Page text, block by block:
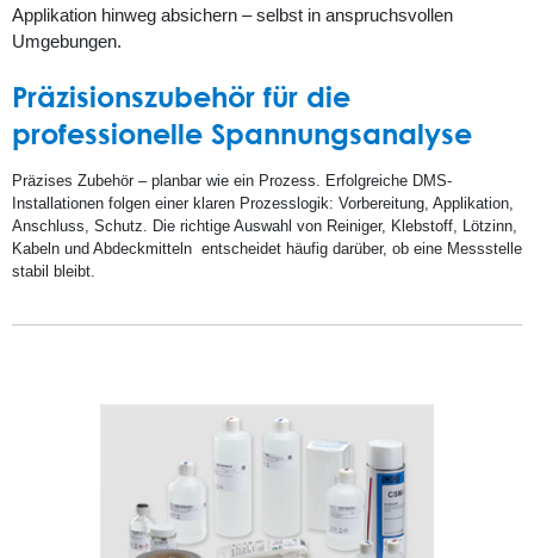
Applikation hinweg absichern – selbst in anspruchsvollen
Umgebungen.
Präzisionszubehör für die
professionelle Spannungsanalyse
Präzises Zubehör – planbar wie ein Prozess. Erfolgreiche DMS-
Installationen folgen einer klaren Prozesslogik: Vorbereitung, Applikation,
Anschluss, Schutz. Die richtige Auswahl von Reiniger, Klebstoff, Lötzinn,
Kabeln und Abdeckmitteln entscheidet häufig darüber, ob eine Messstelle
stabil bleibt.